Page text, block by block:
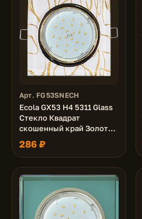
Арт. FG53SNECH
Ecola GX53 H4 5311 Glass
Стекло Квадрат
скошенный край Золото -
золото на белом
38x120x120 (к+)
286 ₽